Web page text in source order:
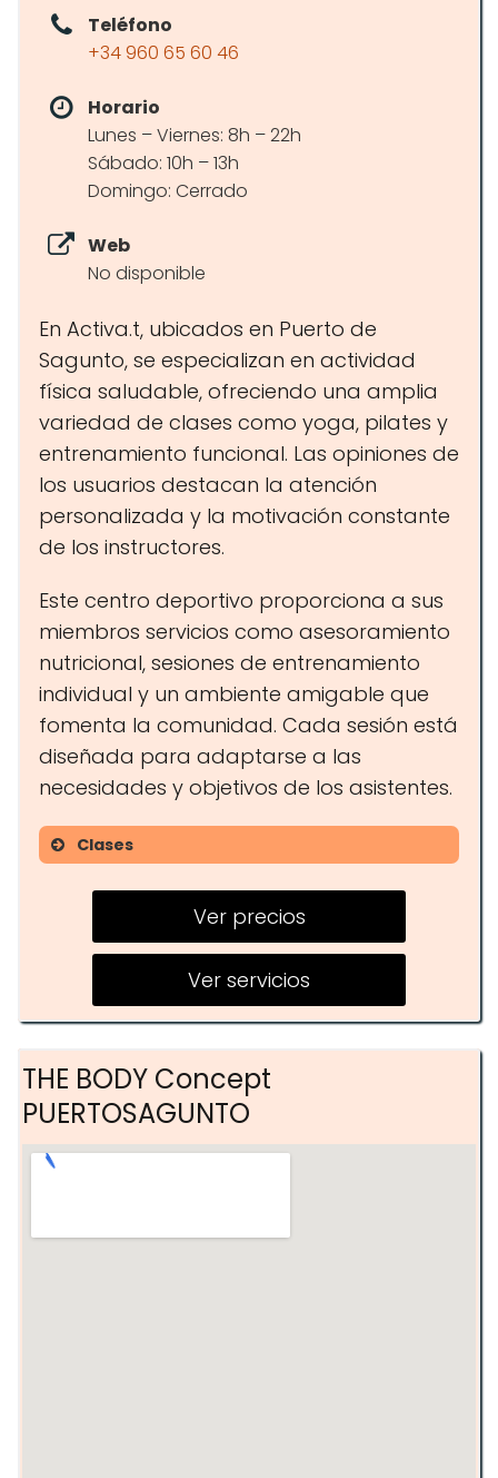
Teléfono
+34 960 65 60 46
Horario
Lunes – Viernes: 8h – 22h
Sábado: 10h – 13h
Domingo: Cerrado
Web
No disponible
En Activa.t, ubicados en Puerto de
Sagunto, se especializan en actividad
física saludable, ofreciendo una amplia
variedad de clases como yoga, pilates y
entrenamiento funcional. Las opiniones de
los usuarios destacan la atención
personalizada y la motivación constante
de los instructores.
Este centro deportivo proporciona a sus
miembros servicios como asesoramiento
nutricional, sesiones de entrenamiento
individual y un ambiente amigable que
fomenta la comunidad. Cada sesión está
diseñada para adaptarse a las
necesidades y objetivos de los asistentes.
Clases
Yoga
Entrenamiento funcional
Ver precios
Ver servicios
THE BODY Concept
PUERTOSAGUNTO